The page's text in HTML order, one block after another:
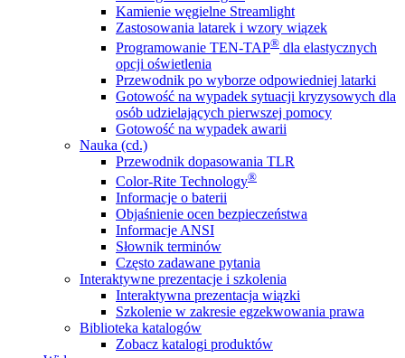
Kamienie węgielne Streamlight
Zastosowania latarek i wzory wiązek
Programowanie TEN-TAP® dla elastycznych
opcji oświetlenia
Przewodnik po wyborze odpowiedniej latarki
Gotowość na wypadek sytuacji kryzysowych dla
osób udzielających pierwszej pomocy
Gotowość na wypadek awarii
Nauka (cd.)
Przewodnik dopasowania TLR
Color-Rite Technology®
Informacje o baterii
Objaśnienie ocen bezpieczeństwa
Informacje ANSI
Słownik terminów
Często zadawane pytania
Interaktywne prezentacje i szkolenia
Interaktywna prezentacja wiązki
Szkolenie w zakresie egzekwowania prawa
Biblioteka katalogów
Zobacz katalogi produktów